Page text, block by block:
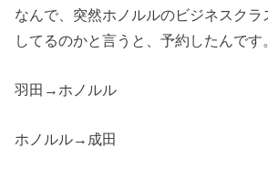
なんで、突然ホノルルのビジネスクラ
してるのかと言うと、予約したんです
羽田→ホノルル
ホノルル→成田